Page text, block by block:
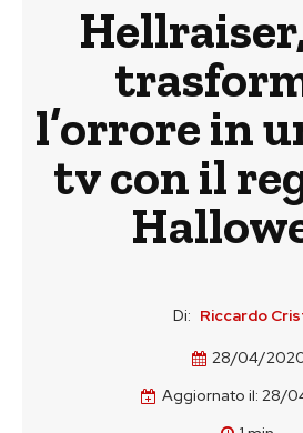
l’orrore in
tv con il
Di: Riccardo
28/04/
Aggiornato il: 28/